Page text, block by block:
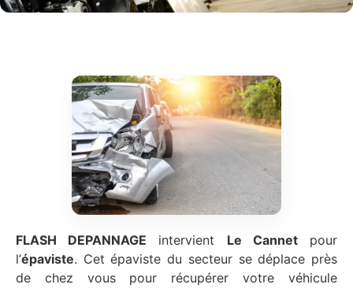
FLASH DEPANNAGE intervient Le Cannetpour
l’épaviste. Cet épaviste du secteur se déplace près
de chez vous pour récupérer votre véhicule